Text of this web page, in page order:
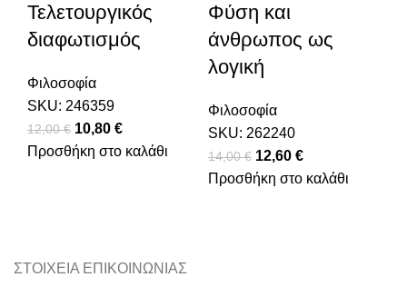
Τελετουργικός
διαφωτισμός
Φιλοσοφία
SKU: 246359
12,00€ Original price was: 12,00 €.
10,80 € Η τρέχουσα τιμή είναι: 10,80 €.
Προσθήκη στο καλάθι
Φύση και
άνθρωπος ως
λογική
Φιλοσοφία
SKU: 262240
14,00€ Original price was:
14,00 €.
12,60 €
τιμή είναι:
Προσθήκη στο καλάθι
ΣΤΟΙΧΕΙΑ ΕΠΙΚΟΙΝΩΝΙΑΣ